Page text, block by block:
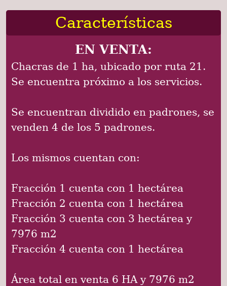
Características
EN VENTA:
Chacras de 1 ha, ubicado por ruta 21.
Se encuentra próximo a los servicios.
Se encuentran dividido en padrones, se
venden 4 de los 5 padrones.
Los mismos cuentan con:
Fracción 1 cuenta con 1 hectárea
Fracción 2 cuenta con 1 hectárea
Fracción 3 cuenta con 3 hectárea y
7976 m2
Fracción 4 cuenta con 1 hectárea
Área total en venta 6 HA y 7976 m2